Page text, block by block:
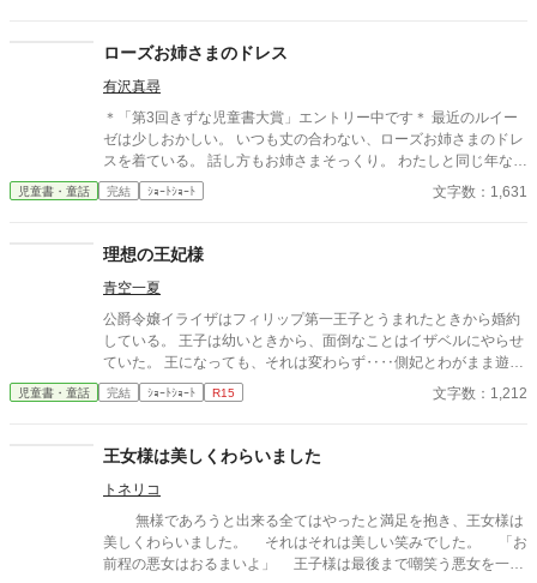
ローズお姉さまのドレス
有沢真尋
＊「第3回きずな児童書大賞」エントリー中です＊ 最近のルイー
ゼは少しおかしい。 いつも丈の合わない、ローズお姉さまのドレ
スを着ている。 話し方もお姉さまそっくり。 わたしと同じ年なの
に、ずいぶん年上のように振舞う。 表紙はかんたん表紙メーカー
さまで作成
児童書・童話 完結 ｼｮｰﾄｼｮｰﾄ 文字数：1,631
理想の王妃様
青空一夏
公爵令嬢イライザはフィリップ第一王子とうまれたときから婚約
している。 王子は幼いときから、面倒なことはイザベルにやらせ
ていた。 王になっても、それは変わらず‥‥側妃とわがまま遊び
放題！ で、そんな二人がどーなったか？ ざまぁ？ありです。 お
気楽にお読みください。
児童書・童話 完結 ｼｮｰﾄｼｮｰﾄ R15 文字数：1,212
王女様は美しくわらいました
トネリコ
無様であろうと出来る全てはやったと満足を抱き、王女様は
美しくわらいました。 それはそれは美しい笑みでした。 「お
前程の悪女はおるまいよ」 王子様は最後まで嘲笑う悪女を一刀